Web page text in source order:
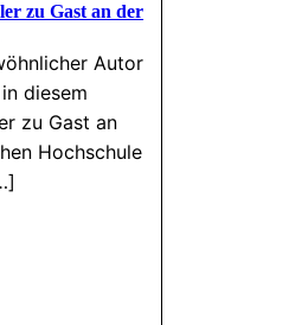
zu Gast an der
Autor
diesem
zu Gast an
Hochschule